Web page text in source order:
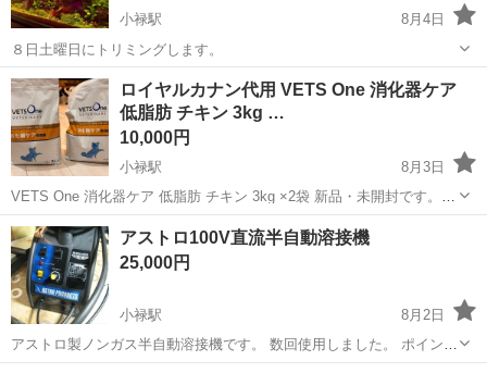
小禄駅
8月4日
８日土曜日にトリミングします。
沖縄 豊見城市 小禄駅 その他 ピンナティフィダ
ロイヤルカナン代用 VETS One 消化器ケア
低脂肪 チキン 3kg …
10,000円
小禄駅
8月3日
VETS One 消化器ケア 低脂肪 チキン 3kg ×2袋 新品・未開封です。 *
内容量：3kg ×2袋 * フード：ドッグ用（画像をご確認ください） * 賞
味期限：2026年11月27日 お医者様より、ロイヤルカ...
沖縄 南城市 小禄駅 その他
アストロ100V直流半自動溶接機
25,000円
小禄駅
8月2日
アストロ製ノンガス半自動溶接機です。 数回使用しました。 ポイント
は直流で安定した溶接が可能です。 車の鉄板や薄い板が溶接可能で